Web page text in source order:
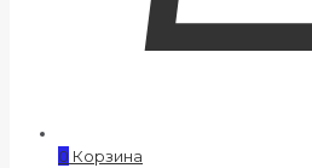
0 Корзина